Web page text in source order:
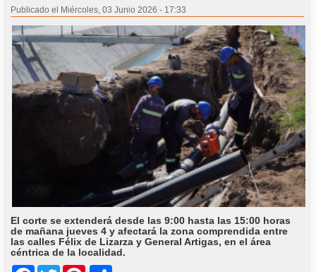
Publicado el Miércoles, 03 Junio 2026 - 17:33
El corte se extenderá desde las 9:00 hasta las 15:00 horas
de mañana jueves 4 y afectará la zona comprendida entre
las calles Félix de Lizarza y General Artigas, en el área
céntrica de la localidad.